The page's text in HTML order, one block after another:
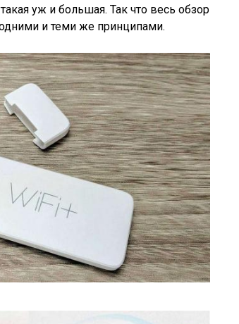
уж и большая. Так что весь обзор
и теми же принципами.